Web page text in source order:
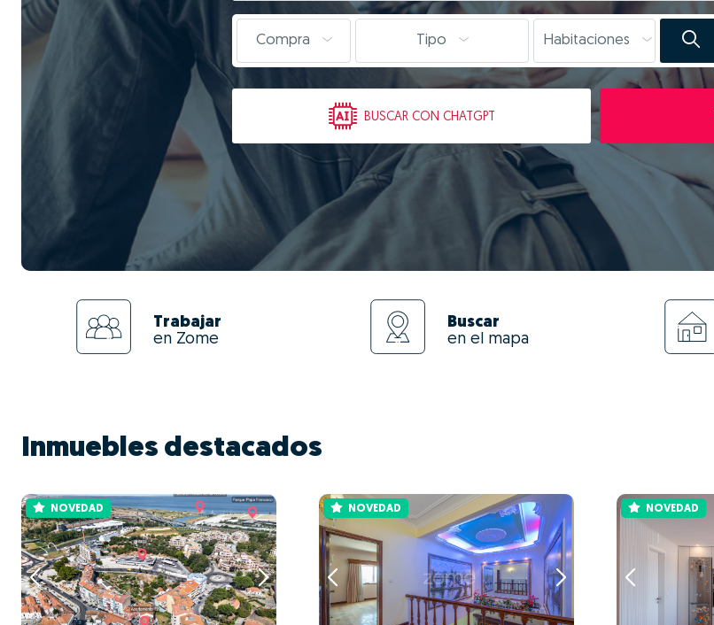
Compra Tipo Habitaciones
BUSCARCON CHATGPT
Trabajar
en Zome
Buscar
en el mapa
Inmuebles destacados
NOVEDAD NOVEDAD NOVEDAD